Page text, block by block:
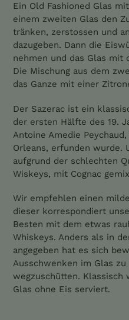
Ein Old Fashioned Glas
einem zweiten Glas den
tränken, zerstossen und
dazugeben. Dann die
nehmen und das Glas mit
Die Mischung aus dem
das Ganze mit einer
Der Sazerac ist ein
der ersten Hälfte des 19.
Antoine Amedie
Orleans, erfunden wurde.
aufgrund der schlechten
Wiskeys, mit Cognac
Wir empfehlen einen
dieser korrespondiert
Besten mit dem etwas
Whiskeys. Anders als in
angegeben hat es sich
Ausschwenken im Glas
wegzuschütten. Klassisch
Glas ohne Eis serviert.